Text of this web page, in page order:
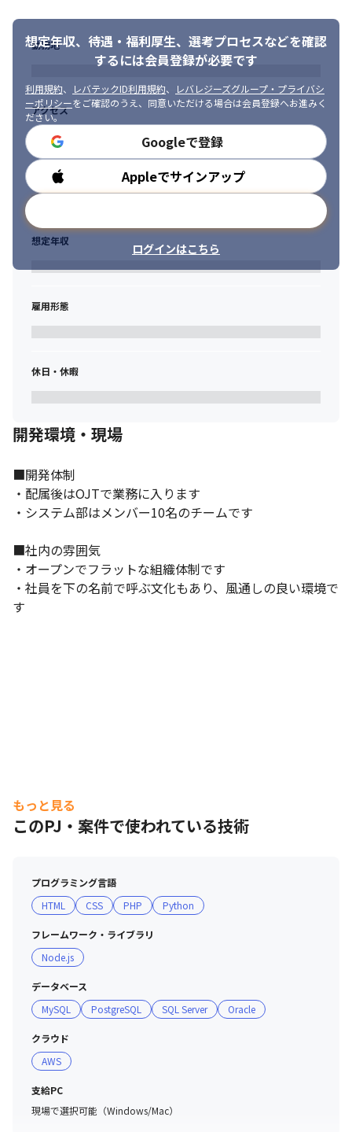
・経営ニーズを理解し、会社の成長に繋がる考えを的確に伝える
ことができるコミュニケーション能力がある方
想定年収、待遇・福利厚生、 選考プロセスなどを確認
するには会員登録が必要です
利用規約、 レバテックID利用規約、
レバレジーズグループ・プライバシ
ーポリシーをご確認のうえ、同意いただける場合は会員登録へお進みく
ださい。
Googleで登録
Appleでサインアップ
ログインはこちら
勤務地
アクセス
勤務時間
想定年収
雇用形態
休日・休暇
開発環境・現場
■開発体制
・配属後はOJTで業務に入ります
・システム部はメンバー10名のチームです
■社内の雰囲気
・オープンでフラットな組織体制です
・社員を下の名前で呼ぶ文化もあり、風通しの良い環境で
す
もっと見る
このPJ・案件で使われている技術
プログラミング言語
HTML
CSS PHP Python
フレームワーク・ライブラリ
Node.js
データベース
MySQL
PostgreSQL SQL Server Oracle
クラウド
AWS
支給PC
現場で選択可能（Windows/Mac）